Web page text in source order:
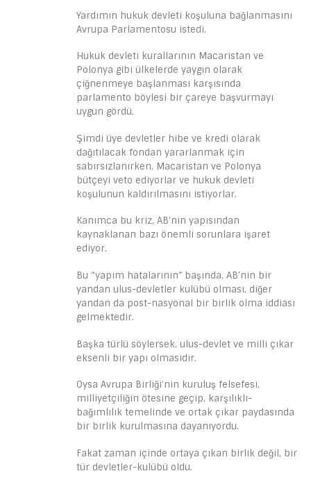
Yardımın hukuk devleti koşuluna bağlanmasını
Avrupa Parlamentosu istedi.
Hukuk devleti kurallarının Macaristan ve
Polonya gibi ülkelerde yaygın olarak
çiğnenmeye başlanması karşısında
parlamento böylesi bir çareye başvurmayı
uygun gördü.
Şimdi üye devletler hibe ve kredi olarak
dağıtılacak fondan yararlanmak için
sabırsızlanırken, Macaristan ve Polonya
bütçeyi veto ediyorlar ve hukuk devleti
koşulunun kaldırılmasını istiyorlar.
Kanımca bu kriz, AB’nin yapısından
kaynaklanan bazı önemli sorunlara işaret
ediyor.
Bu “yapım hatalarının” başında, AB’nin bir
yandan ulus-devletler kulübü olması, diğer
yandan da post-nasyonal bir birlik olma iddiası
gelmektedir.
Başka türlü söylersek, ulus-devlet ve milli çıkar
eksenli bir yapı olmasıdır.
Oysa Avrupa Birliği’nin kuruluş felsefesi,
milliyetçiliğin ötesine geçip, karşılıklı-
bağımlılık temelinde ve ortak çıkar paydasında
bir birlik kurulmasına dayanıyordu.
Fakat zaman içinde ortaya çıkan birlik değil, bir
tür devletler-kulübü oldu.